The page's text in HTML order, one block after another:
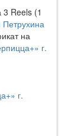
Reels (1
на
г.
г.